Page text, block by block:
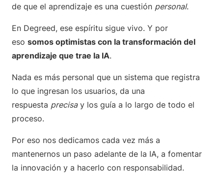
de que el aprendizaje es una cuestión personal.
En Degreed, ese espíritu sigue vivo. Y por
eso somos optimistas con la transformación del
aprendizaje que trae la IA.
Nada es más personal que un sistema que registra
lo que ingresan los usuarios, da una
respuesta precisay los guía a lo largo de todo el
proceso.
Por eso nos dedicamos cada vez más a
mantenernos un paso adelante de la IA, a fomentar
la innovación y a hacerlo con responsabilidad.